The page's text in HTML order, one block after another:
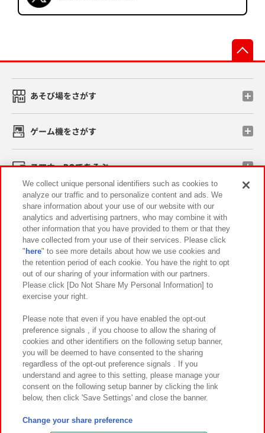
あそび場をさがす
ゲーム機をさがす
スマホ・PCであそぶ
イベント・キャンペーン
関連会社 サステナビリティ サイトポリシー
プライバシーポリシー ウェブアクセシビリティ方針と検証結果
お取引先さまとともに
カスタマーハラスメント対応方針 よくあるご質問・お問い合わせ
©Bandai Namco Amusement Inc.
©Bandai Namco Amusement Lab Inc.
We collect unique personal identifiers such as cookies to
analyze our traffic and to personalize content and ads. We
share information about your use of our website with our
analytics and advertising partners, who may combine it with
other information that you have provided to them or that they
have collected from your use of their services. Please click
" here" to see more details about how we use cookies and
the retention period of each cookie. You have the right to opt
out of our sharing of your information with our partners.
Please click [Do Not Share My Personal Information] to
exercise your right.
Please note that even if you have enabled the opt-out
preference signals , if you choose to allow the sharing of
cookies and other identifiers on the following setup banner,
you will be deemed to have consented to the sharing
regardless of the opt-out preference signals . If you
understand and agree to this setting, please manage your
consent on the following setup banner by clicking the link
below, then click 'Save Settings' and close the banner.
Change your share preference